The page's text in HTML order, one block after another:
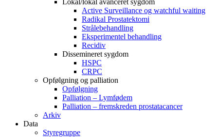
Lokal/lokal avanceret sygdom
Active Surveillance og watchful waiting
Radikal Prostatektomi
Strålebehandling
Eksperimentel behandling
Recidiv
Dissemineret sygdom
HSPC
CRPC
Opfølgning og palliation
Opfølgning
Palliation – Lymfødem
Palliation – fremskreden prostatacancer
Arkiv
Data
Styregruppe